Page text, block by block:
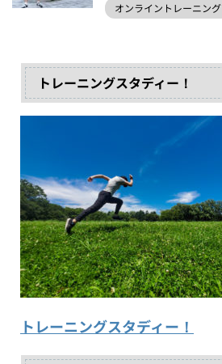
オンライントレーニング
トレーニングスタディー！
トレーニングスタディー！